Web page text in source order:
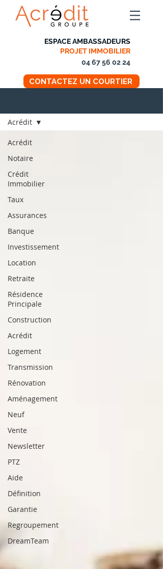
ESPACE AMBASSADEURS
PROJET IMMOBILIER
04 67 56 02 24
CONTACTEZ UN COURTIER
Acrédit
Notaire
Crédit
Immobilier
Taux
Assurances
Banque
Investissement
Location
Retraite
Résidence
Principale
Construction
Acrédit
Logement
Transmission
Rénovation
Aménagement
Neuf
Vente
Newsletter
PTZ
Aide
Définition
Garantie
Regroupement
DreamTeam
Acrédit